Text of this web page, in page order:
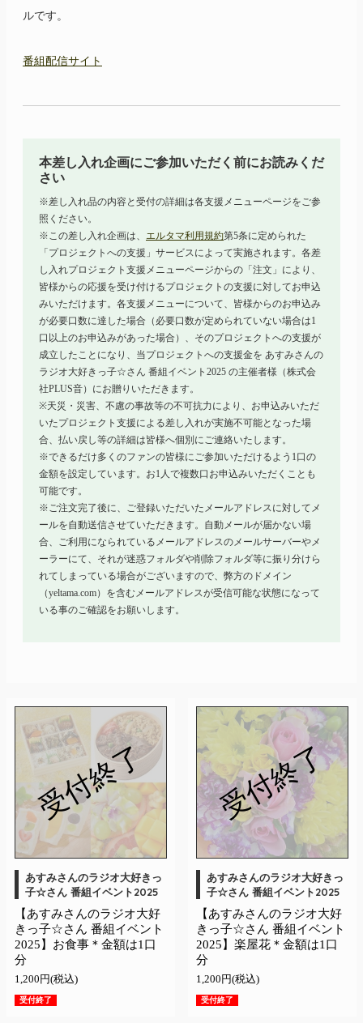
ルです。
番組配信サイト
本差し入れ企画にご参加いただく前にお読みくだ
さい
※差し入れ品の内容と受付の詳細は各支援メニューページをご参
照ください。
※この差し入れ企画は、 エルタマ利用規約第5条に定められた
「プロジェクトへの支援」サービスによって実施されます。各差
し入れプロジェクト支援メニューページからの「注文」により、
皆様からの応援を受け付けるプロジェクトの支援に対してお申込
みいただけます。各支援メニューについて、皆様からのお申込み
が必要口数に達した場合（必要口数が定められていない場合は1
口以上のお申込みがあった場合）、そのプロジェクトへの支援が
成立したことになり、当プロジェクトへの支援金を あすみさんの
ラジオ大好きっ子☆さん 番組イベント 2025 の主催者様（株式会
社PLUS音）にお贈りいただきます。
※天災・災害、不慮の事故等の不可抗力により、お申込みいただ
いたプロジェクト支援による差し入れが実施不可能となった場
合、払い戻し等の詳細は皆様へ個別にご連絡いたします。
※できるだけ多くのファンの皆様にご参加いただけるよう1口の
金額を設定しています。お1人で複数口お申込みいただくことも
可能です。
※ご注文完了後に、ご登録いただいたメールアドレスに対してメ
ールを自動送信させていただきます。自動メールが届かない場
合、ご利用になられているメールアドレスのメールサーバーやメ
ーラーにて、それが迷惑フォルダや削除フォルダ等に振り分けら
れてしまっている場合がございますので、弊方のドメイン
（yeltama.com）を含むメールアドレスが受信可能な状態になって
いる事のご確認をお願いします。
受付終了
あすみさんのラジオ大好きっ
子☆さん 番組イベント2025
【あすみさんのラジオ大好
きっ子☆さん 番組イベント
2025】お食事＊金額は1口
分
1,200円(税込)
受付終了
受付終了
あすみさんのラジオ大好きっ
子☆さん 番組イベント2025
【あすみさんのラジオ大好
きっ子☆さん 番組イベント
2025】楽屋花＊金額は1口
分
1,200円(税込)
受付終了